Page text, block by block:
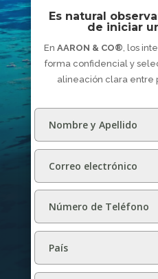
Es natural
de iniciar
EnAARON & CO® , los
forma confidencial y
alineación clara entre